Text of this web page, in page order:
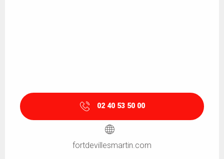
02 40 53 50 00
fortdevillesmartin.com